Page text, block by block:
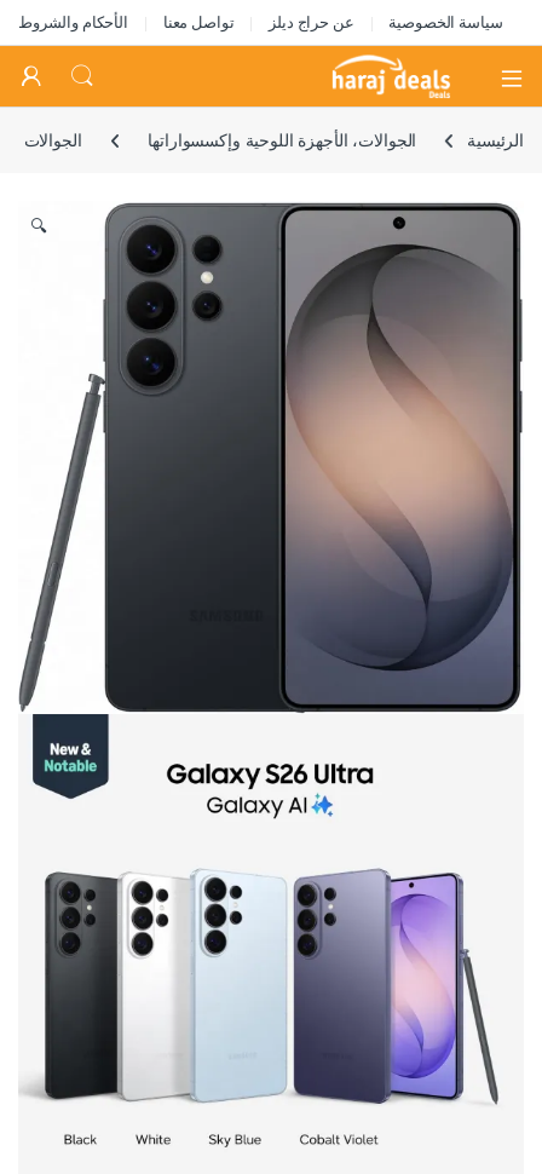
سياسة الخصوصية عن حراج ديلز تواصل معنا الأحكام والشروط
Open
الرئيسية الجوالات، الأجهزة اللوحية وإكسسواراتها الجوالات
🔍